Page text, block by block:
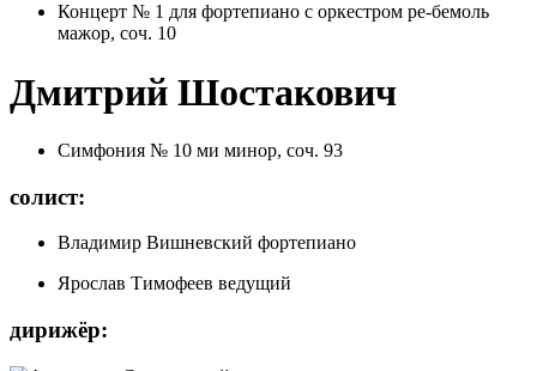
Концерт № 1 для фортепиано с оркестром ре-бемоль
мажор, соч. 10
Дмитрий Шостакович
Симфония № 10 ми минор, соч. 93
солист:
Владимир Вишневский фортепиано
Ярослав Тимофеев ведущий
дирижёр: